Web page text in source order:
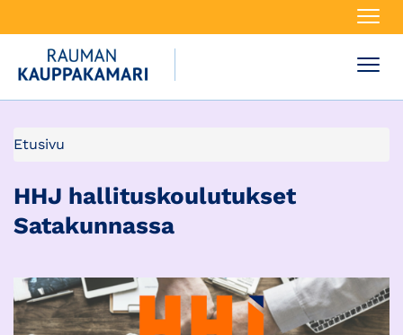
Etusivu
HHJ hallituskoulutukset
Satakunnassa​